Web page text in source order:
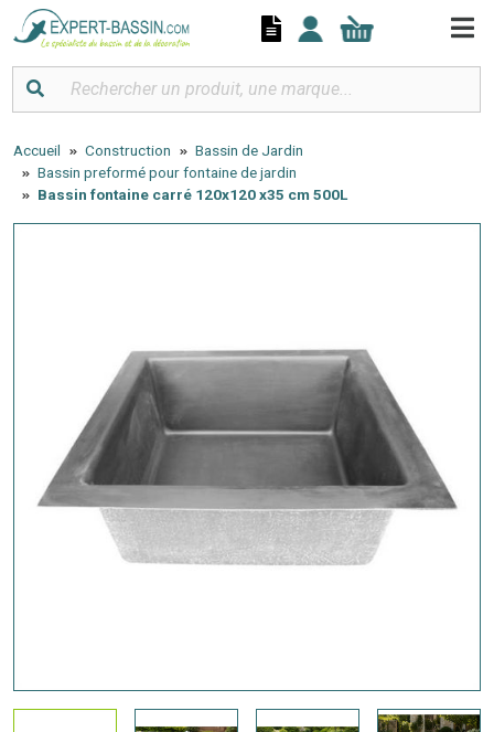
Accueil Construction
Bassin de Jardin
Bassin preformé pour fontaine de jardin
Bassin fontaine carré 120x120 x35 cm 500L
Panneau de gestion des cookies